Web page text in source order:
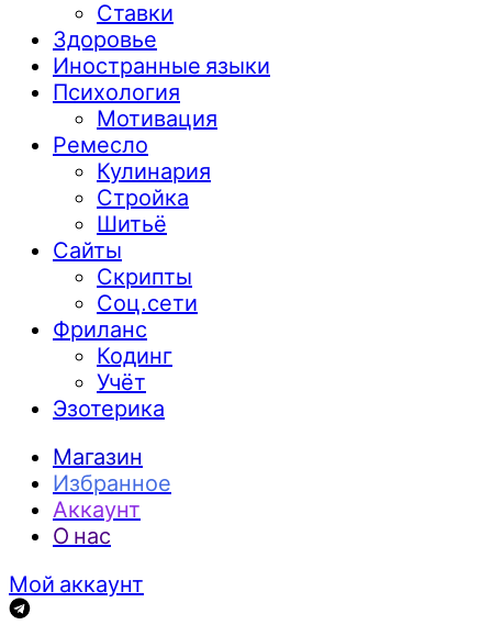
Ставки
Здоровье
Иностранные языки
Психология
Мотивация
Ремесло
Кулинария
Стройка
Шитьё
Сайты
Скрипты
Соц.сети
Фриланс
Кодинг
Учёт
Эзотерика
Магазин
Избранное
Аккаунт
О нас
Мой аккаунт